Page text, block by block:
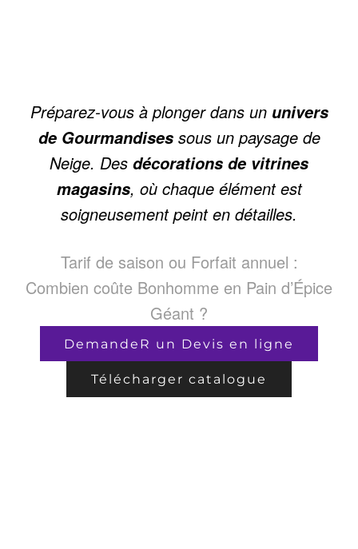
Préparez-vous à plonger dans un univers
de Gourmandisessous un paysage de
Neige. Des décorations de vitrines
magasins, où chaque élément est
soigneusement peint en détailles.
Tarif de saison ou Forfait annuel :
Combien coûte Bonhomme en Pain d’Épice
Géant ?
DemandeR un Devis en ligne
Télécharger catalogue